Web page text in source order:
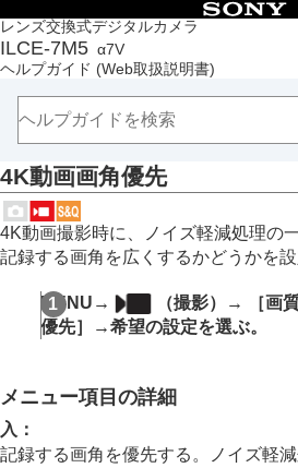
レンズ交換式デジタルカメラ
ILCE-7M5 α7V
ヘルプガイド (Web取扱説明書)
目次
トップページ
ヘルプガイドの使いかた
本体と付属品を確認する
本機の基本操作
準備/基本的な撮影
MENU一覧から機能を探す
撮影機能を活用する
この章の目次
自分撮り動画やVlog撮影に便利
フォーカス（ピント）を合わせる
露出/測光を調整する
ホワイトバランス
4K動画画角優先
4K動画撮影時に、ノイズ軽減処理の
記録する画角を広くするかどうかを設
MENU → （撮影）→ ［画
優先］
→希望の設定を選ぶ。
メニュー項目の詳細
入 ：
記録する画角を優先する。ノイズ軽